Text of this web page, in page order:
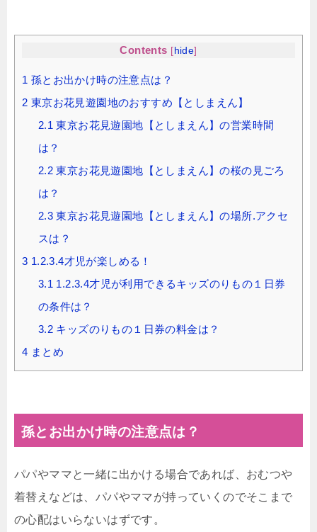
Contents [ hide]
1 孫とお出かけ時の注意点は？
2 東京お花見遊園地のおすすめ【としまえん】
2.1 東京お花見遊園地【としまえん】の営業時間
は？
2.2 東京お花見遊園地【としまえん】の桜の見ごろ
は？
2.3 東京お花見遊園地【としまえん】の場所.アクセ
スは？
3 1.2.3.4才児が楽しめる！
3.1 1.2.3.4才児が利用できるキッズのりもの１日券
の条件は？
3.2 キッズのりもの１日券の料金は？
4 まとめ
孫とお出かけ時の注意点は？
パパやママと一緒に出かける場合であれば、おむつや
着替えなどは、パパやママが持っていくのでそこまで
の心配はいらないはずです。